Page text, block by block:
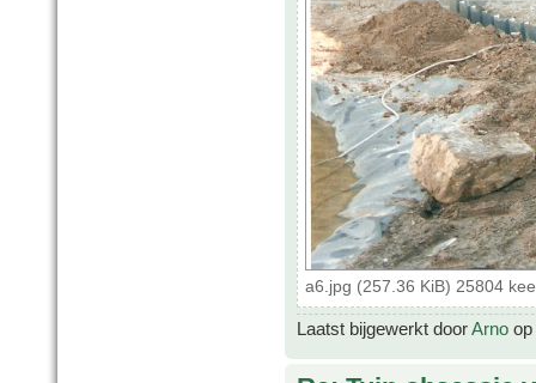
a6.jpg (257.36 KiB) 25804
Laatst bijgewerkt doorArno op